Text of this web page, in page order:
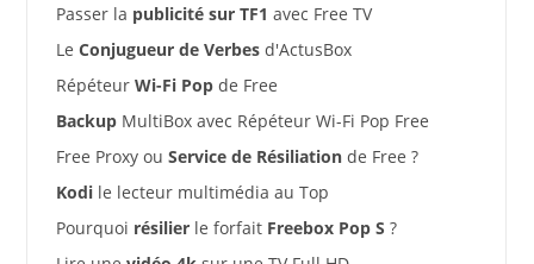
Passer la publicité sur TF1 avec Free TV
Le Conjugueur de Verbesd'ActusBox
Répéteur Wi-Fi Popde Free
BackupMultiBox avec Répéteur Wi-Fi Pop Free
Free Proxy ou Service de Résiliationde Free ?
Kodile lecteur multimédia au Top
Pourquoi résilierle forfait Freebox Pop S ?